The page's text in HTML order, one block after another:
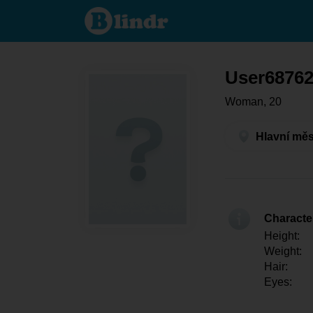
User687628524
- Women
looking for
Woman, 20
Hlavní
Height:
Weight:
Hair:
Eyes: